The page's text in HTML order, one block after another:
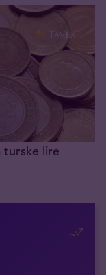
turske lire